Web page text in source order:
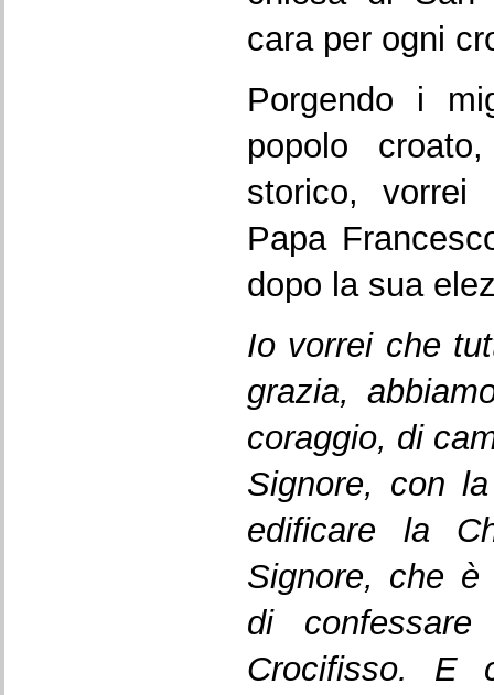
cara per ogni
Porgendo i
popolo
storico, vorrei
Papa
dopo la sua
Io vorrei che
grazia,
coraggio, di
Signore, con
edificare la
Signore, che
di confessare
Crocifisso. E